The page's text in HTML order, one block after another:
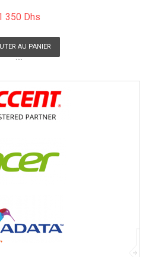
350 Dhs
AU PANIER
```